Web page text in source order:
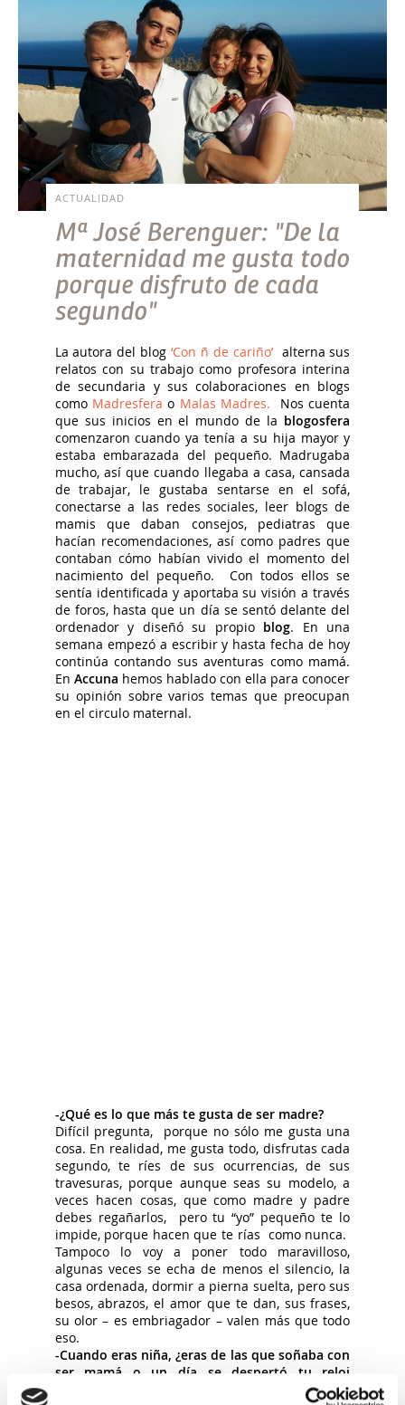
ACTUALIDAD
Mª José Berenguer: "De la
maternidad me gusta todo
porque disfruto de cada
segundo"
La autora del blog‘Con ñ de cariño’alterna sus
relatos con su trabajo como profesora interina
de secundaria y sus colaboraciones en blogs
como Madresfera o Malas Madres. Nos cuenta
que sus inicios en el mundo de la blogosfera
comenzaron cuando ya tenía a su hija mayor y
estaba embarazada del pequeño. Madrugaba
mucho, así que cuando llegaba a casa, cansada
de trabajar, le gustaba sentarse en el sofá,
conectarse a las redes sociales, leer blogs de
mamis que daban consejos, pediatras que
hacían recomendaciones, así como padres que
contaban cómo habían vivido el momento del
nacimiento del pequeño. Con todos ellos se
sentía identificada y aportaba su visión a través
de foros, hasta que un día se sentó delante del
ordenador y diseñó su propio blog. En una
semana empezó a escribir y hasta fecha de hoy
continúa contando sus aventuras como mamá.
En Accuna hemos hablado con ella para conocer
su opinión sobre varios temas que preocupan
en el circulo maternal.
-¿Qué es lo que más te gusta de ser madre?
Difícil pregunta, porque no sólo me gusta una
cosa. En realidad, me gusta todo, disfrutas cada
segundo, te ríes de sus ocurrencias, de sus
travesuras, porque aunque seas su modelo, a
veces hacen cosas, que como madre y padre
debes regañarlos, pero tu “yo” pequeño te lo
impide, porque hacen que te rías como nunca.
Tampoco lo voy a poner todo maravilloso,
algunas veces se echa de menos el silencio, la
casa ordenada, dormir a pierna suelta, pero sus
besos, abrazos, el amor que te dan, sus frases,
su olor – es embriagador – valen más que todo
eso.
-Cuando eras niña, ¿eras de las que soñaba con
ser mamá o un día se despertó tu reloj